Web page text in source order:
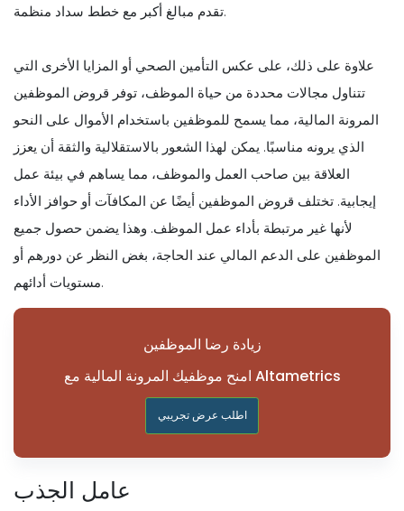
تقدم مبالغ أكبر مع خطط سداد منظمة.
علاوة على ذلك، على عكس التأمين الصحي أو المزايا الأخرى التي
تتناول مجالات محددة من حياة الموظف، توفر قروض الموظفين
المرونة المالية، مما يسمح للموظفين باستخدام الأموال على النحو
الذي يرونه مناسبًا. يمكن لهذا الشعور بالاستقلالية والثقة أن يعزز
العلاقة بين صاحب العمل والموظف، مما يساهم في بيئة عمل
إيجابية. تختلف قروض الموظفين أيضًا عن المكافآت أو حوافز الأداء
لأنها غير مرتبطة بأداء عمل الموظف. وهذا يضمن حصول جميع
الموظفين على الدعم المالي عند الحاجة، بغض النظر عن دورهم أو
مستويات أدائهم.
زيادة رضا الموظفين
امنح موظفيك المرونة المالية مع Altametrics
اطلب عرض تجريبي
عامل الجذب